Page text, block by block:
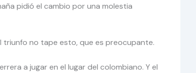
pidió el cambio por una molestia
triunfo no tape esto, que es preocupante.
a jugar en el lugar del colombiano. Y el